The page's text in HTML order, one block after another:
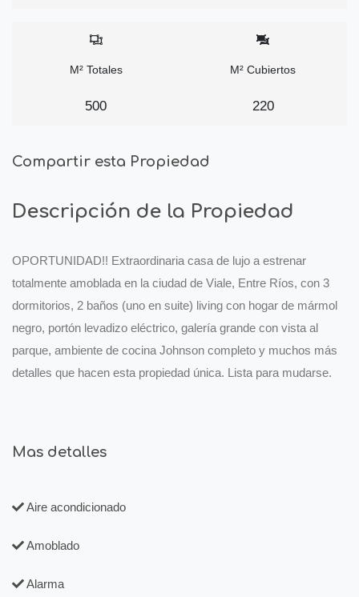
M² Totales
500
M² Cubiertos
220
Compartir esta Propiedad
Descripción de la Propiedad
OPORTUNIDAD!! Extraordinaria casa de lujo a estrenar
totalmente amoblada en la ciudad de Viale, Entre Ríos, con 3
dormitorios, 2 baños (uno en suite) living con hogar de mármol
negro, portón levadizo eléctrico, galería grande con vista al
parque, ambiente de cocina Johnson completo y muchos más
detalles que hacen esta propiedad única. Lista para mudarse.
Mas detalles
Aire acondicionado
Amoblado
Alarma